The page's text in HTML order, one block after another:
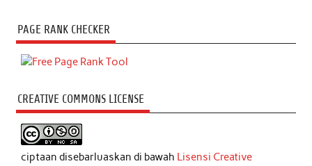
PAGE RANK CHECKER
CREATIVE COMMONS LICENSE
ciptaan disebarluaskan di bawah Lisensi Creative